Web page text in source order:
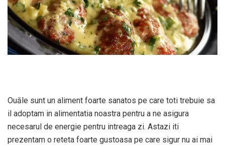
Ouăle sunt un aliment foarte sanatos pe care toti trebuie sa
il adoptam in alimentatia noastra pentru a ne asigura
necesarul de energie pentru intreaga zi. Astazi iti
prezentam o reteta foarte gustoasa pe care sigur nu ai mai